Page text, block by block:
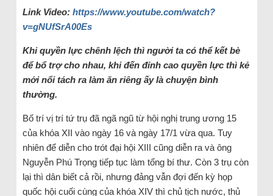
Link Video: https://www.youtube.com/watch?
v=gNUfSrA00Es
Khi quyền lực chênh lệch thì người ta có thể kết bè
để bổ trợ cho nhau, khi đến đỉnh cao quyền lực thì kẻ
mới nổi tách ra làm ăn riêng ấy là chuyện bình
thường.
Bố trí vị trí tứ trụ đã ngã ngũ từ hội nghị trung ương 15
của khóa XII vào ngày 16 và ngày 17/1 vừa qua. Tuy
nhiên để diễn cho trót đại hội XIII cũng diễn ra và ông
Nguyễn Phú Trọng tiếp tục làm tổng bí thư. Còn 3 trụ còn
lại thì dân biết cả rồi, nhưng đảng vẫn đợi đến kỳ họp
quốc hội cuối cùng của khóa XIV thì chủ tịch nước, thủ